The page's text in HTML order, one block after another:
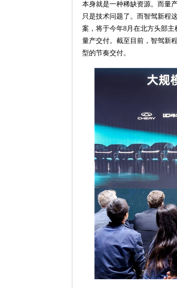
本身就是一种稀缺资源。而量
只是技术问题了。而智驾新程
案，将于今年8月在北方头部
量产交付。截至目前，智驾新
型的节奏交付。